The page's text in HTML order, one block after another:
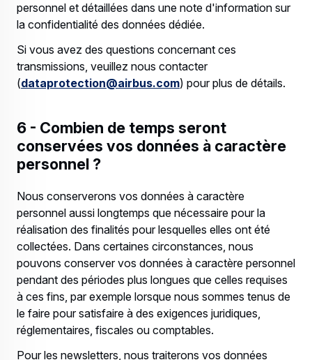
personnel et détaillées dans une note d'information sur
la confidentialité des données dédiée.
Si vous avez des questions concernant ces
transmissions, veuillez nous contacter
(dataprotection@airbus.com) pour plus de détails.
6 - Combien de temps seront
conservées vos données à caractère
personnel ?
Nous conserverons vos données à caractère
personnel aussi longtemps que nécessaire pour la
réalisation des finalités pour lesquelles elles ont été
collectées. Dans certaines circonstances, nous
pouvons conserver vos données à caractère personnel
pendant des périodes plus longues que celles requises
à ces fins, par exemple lorsque nous sommes tenus de
le faire pour satisfaire à des exigences juridiques,
réglementaires, fiscales ou comptables.
Pour les newsletters, nous traiterons vos données